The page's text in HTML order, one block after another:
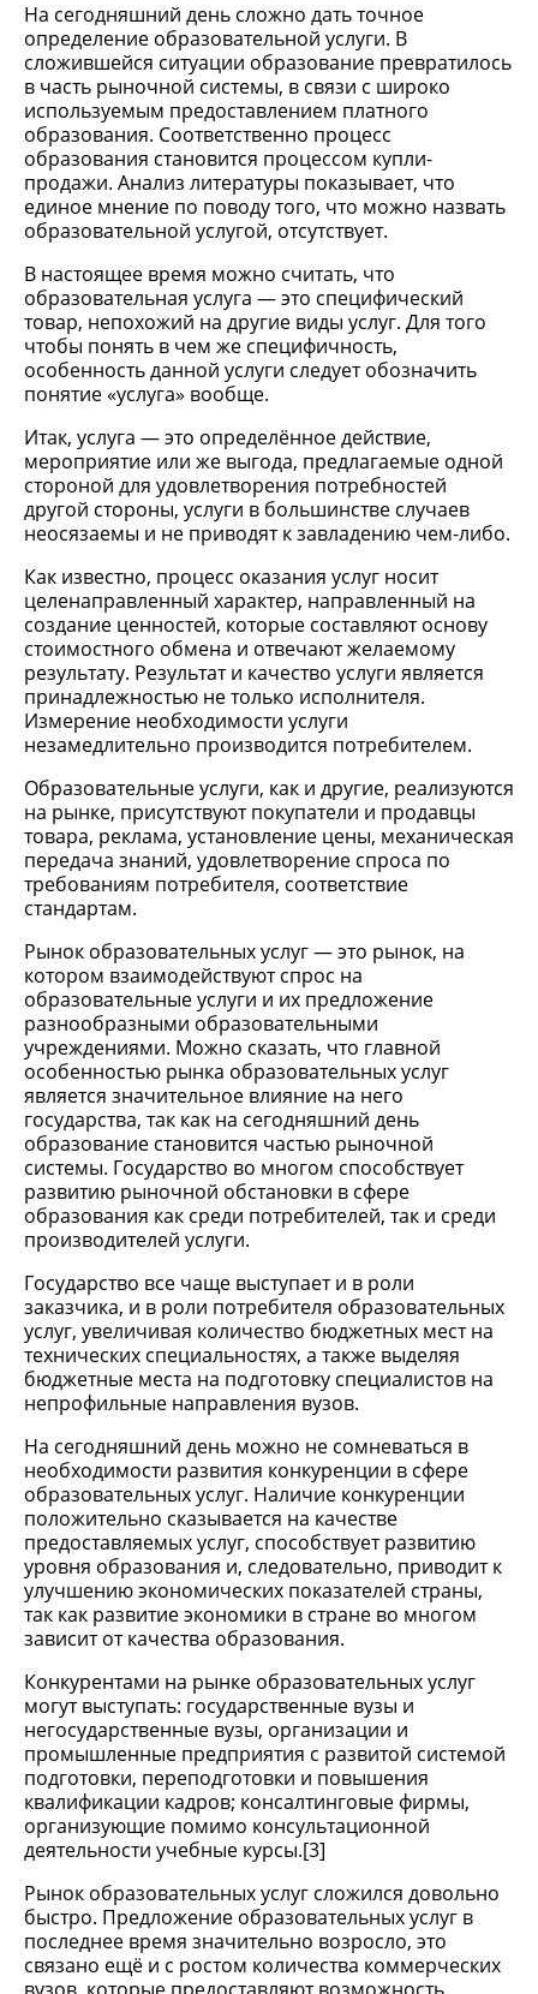
На сегодняшний день сложно дать точное
определение образовательной услуги. В
сложившейся ситуации образование превратилось
в часть рыночной системы, в связи с широко
используемым предоставлением платного
образования. Соответственно процесс
образования становится процессом купли-
продажи. Анализ литературы показывает, что
единое мнение по поводу того, что можно назвать
образовательной услугой, отсутствует.
В настоящее время можно считать, что
образовательная услуга — это специфический
товар, непохожий на другие виды услуг. Для того
чтобы понять в чем же специфичность,
особенность данной услуги следует обозначить
понятие «услуга» вообще.
Итак, услуга — это определённое действие,
мероприятие или же выгода, предлагаемые одной
стороной для удовлетворения потребностей
другой стороны, услуги в большинстве случаев
неосязаемы и не приводят к завладению чем-либо.
Как известно, процесс оказания услуг носит
целенаправленный характер, направленный на
создание ценностей, которые составляют основу
стоимостного обмена и отвечают желаемому
результату. Результат и качество услуги является
принадлежностью не только исполнителя.
Измерение необходимости услуги
незамедлительно производится потребителем.
Образовательные услуги, как и другие, реализуются
на рынке, присутствуют покупатели и продавцы
товара, реклама, установление цены, механическая
передача знаний, удовлетворение спроса по
требованиям потребителя, соответствие
стандартам.
Рынок образовательных услуг — это рынок, на
котором взаимодействуют спрос на
образовательные услуги и их предложение
разнообразными образовательными
учреждениями. Можно сказать, что главной
особенностью рынка образовательных услуг
является значительное влияние на него
государства, так как на сегодняшний день
образование становится частью рыночной
системы. Государство во многом способствует
развитию рыночной обстановки в сфере
образования как среди потребителей, так и среди
производителей услуги.
Государство все чаще выступает и в роли
заказчика, и в роли потребителя образовательных
услуг, увеличивая количество бюджетных мест на
технических специальностях, а также выделяя
бюджетные места на подготовку специалистов на
непрофильные направления вузов.
На сегодняшний день можно не сомневаться в
необходимости развития конкуренции в сфере
образовательных услуг. Наличие конкуренции
положительно сказывается на качестве
предоставляемых услуг, способствует развитию
уровня образования и, следовательно, приводит к
улучшению экономических показателей страны,
так как развитие экономики в стране во многом
зависит от качества образования.
Конкурентами на рынке образовательных услуг
могут выступать: государственные вузы и
негосударственные вузы, организации и
промышленные предприятия с развитой системой
подготовки, переподготовки и повышения
квалификации кадров; консалтинговые фирмы,
организующие помимо консультационной
деятельности учебные курсы.[3]
Рынок образовательных услуг сложился довольно
быстро. Предложение образовательных услуг в
последнее время значительно возросло, это
связано ещё и с ростом количества коммерческих